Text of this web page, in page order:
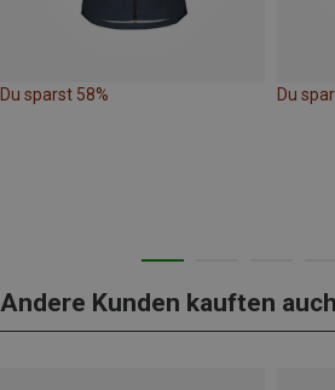
Du sparst 58% Du
Andere Kunden kauften auch